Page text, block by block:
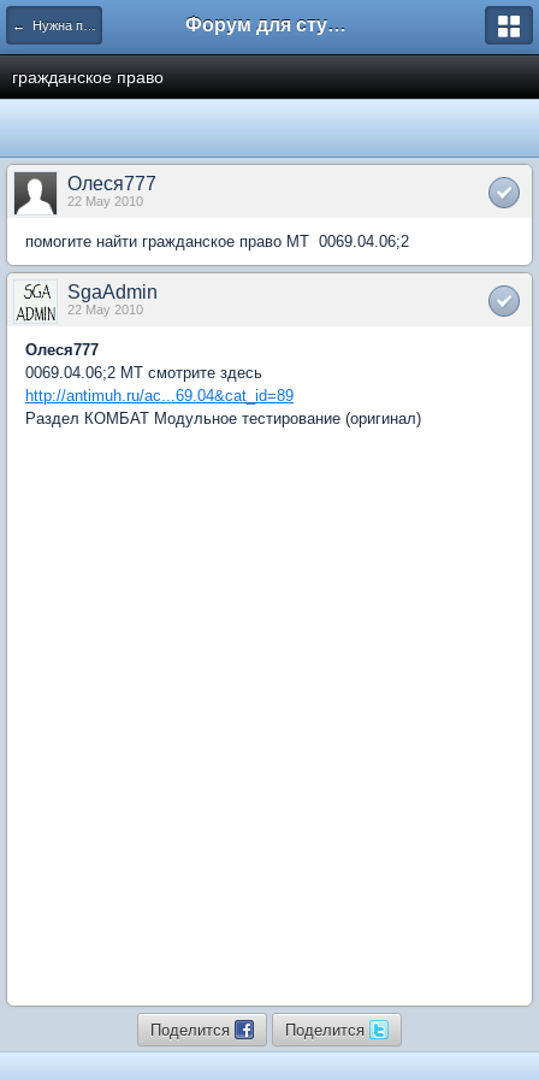
← Нужна помощь Форум для студента СГА
гражданское право
Олеся777
22 May 2010
помогите найти гражданское право МТ 0069.04.06;2
SgaAdmin
22 May 2010
Олеся777
0069.04.06;2 МТ смотрите здесь
http://antimuh.ru/ac...69.04&cat_id=89
Раздел КОМБАТ Модульное тестирование (оригинал)
Поделится Поделится